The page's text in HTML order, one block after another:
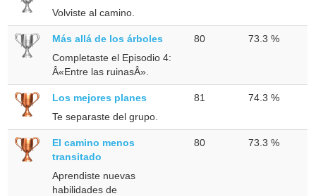
Volviste al camino.
Más allá de los árboles
Completaste el Episodio 4:
Â«Entre las ruinasÂ».
80 73.3 %
Los mejores planes
Te separaste del grupo.
81 74.3 %
El camino menos
transitado
Aprendiste nuevas
habilidades de
80 73.3 %